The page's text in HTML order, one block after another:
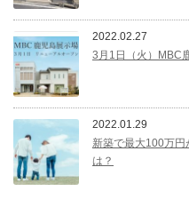
2022.02.27
3月1日（火）MBC
2022.01.29
新築で最大100万円
は？